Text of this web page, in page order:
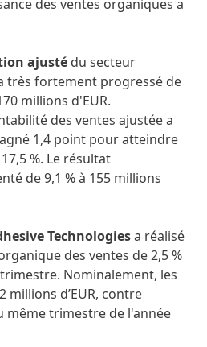
des ventes organiques a
ajusté du secteur
très fortement progressé de
millions d'EUR.
des ventes ajustée a
1,4 point pour atteindre
%. Le résultat
de 9,1 % à 155 millions
Technologiesa réalisé
des ventes de 2,5 %
Nominalement, les
millions d’EUR, contre
même trimestre de l'année